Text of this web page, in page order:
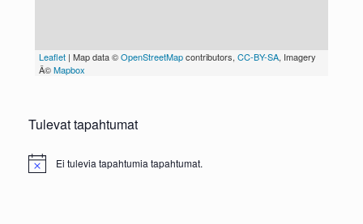
Tulevat tapahtumat
N
Ei tulevia tapahtumia tapahtumat.